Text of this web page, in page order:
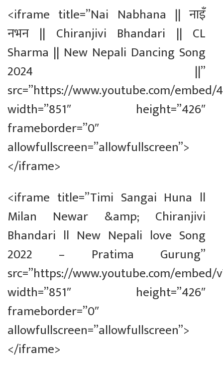
<iframe title=”Nai Nabhana || नाइँ
नभन || Chiranjivi Bhandari || CL
Sharma || New Nepali Dancing Song
2024 ||”
src=”https://www.youtube.com/embed/
width=”851″ height=”426″
frameborder=”0″
allowfullscreen=”allowfullscreen”>
</iframe>
<iframe title=”Timi Sangai Huna ll
Milan Newar &amp; Chiranjivi
Bhandari ll New Nepali love Song
2022 – Pratima Gurung”
src=”https://www.youtube.com/embed/
width=”851″ height=”426″
frameborder=”0″
allowfullscreen=”allowfullscreen”>
</iframe>